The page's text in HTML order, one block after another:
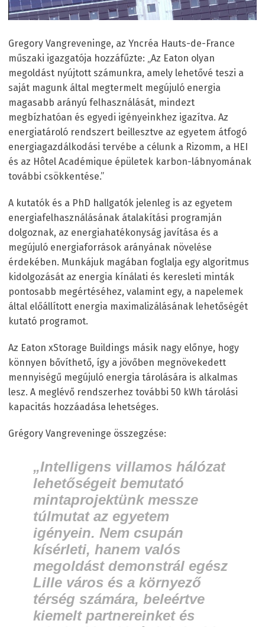
Gregory Vangreveninge, az Yncréa Hauts-de-France
műszaki igazgatója hozzáfűzte: „Az Eaton olyan
megoldást nyújtott számunkra, amely lehetővé teszi a
saját magunk által megtermelt megújuló energia
magasabb arányú felhasználását, mindezt
megbízhatóan és egyedi igényeinkhez igazítva. Az
energiatároló rendszert beillesztve az egyetem átfogó
energiagazdálkodási tervébe a célunk a Rizomm, a HEI
és az Hôtel Académique épületek karbon-lábnyomának
további csökkentése.”
A kutatók és a PhD hallgatók jelenleg is az egyetem
energiafelhasználásának átalakítási programján
dolgoznak, az energiahatékonyság javítása és a
megújuló energiaforrások arányának növelése
érdekében. Munkájuk magában foglalja egy algoritmus
kidolgozását az energia kínálati és keresleti minták
pontosabb megértéséhez, valamint egy, a napelemek
által előállított energia maximalizálásának lehetőségét
kutató programot.
Az Eaton xStorage Buildings másik nagy előnye, hogy
könnyen bővíthető, így a jövőben megnövekedett
mennyiségű megújuló energia tárolására is alkalmas
lesz. A meglévő rendszerhez további 50 kWh tárolási
kapacitás hozzáadása lehetséges.
Grégory Vangreveninge összegzése:
„Intelligens villamos hálózat
lehetőségeit bemutató
mintaprojektünk messze
túlmutat az egyetem
igényein. Nem csupán
kísérleti, hanem valós
megoldást demonstrál egész
Lille város és a környező
térség számára, beleértve
kiemelt partnereinket és